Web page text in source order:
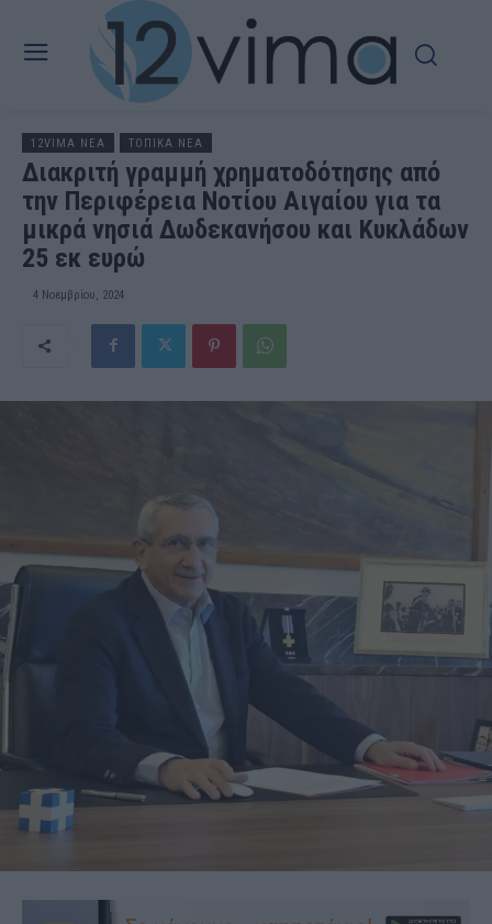
12VIMA ΝΕΑ ΤΟΠΙΚΑ ΝΕΑ
Διακριτή γραμμή χρηματοδότησης από
την Περιφέρεια Νοτίου Αιγαίου για τα
μικρά νησιά Δωδεκανήσου και Κυκλάδων
25 εκ ευρώ
4 Νοεμβρίου, 2024